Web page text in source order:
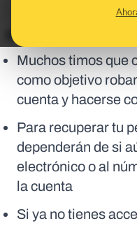
En corto:
Muchos timos que
como objetivo
cuenta y hacerse
Para recuperar tu
dependerán de si
electrónico o al
la cuenta
Si ya no tienes